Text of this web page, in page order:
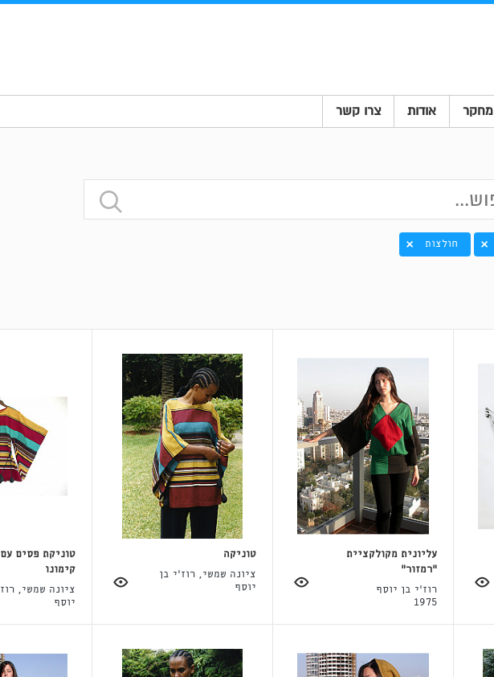
מחקר אודות צרו קשר
חולצות
עליונית מקולקציית
"רמזור"
רוז'י בן יוסף
1975
טוניקה
ציונה שמשי, רוז'י בן
יוסף
טוניקת פסים עם
קימונו
ציונה שמשי,
יוסף